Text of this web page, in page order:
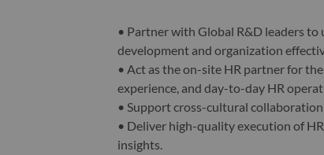
• Partner with Global R&D leaders
development and organization
• Act as the on-site HR partner for
experience, and day-to-day HR
• Support cross-cultural
• Deliver high-quality execution of
insights.